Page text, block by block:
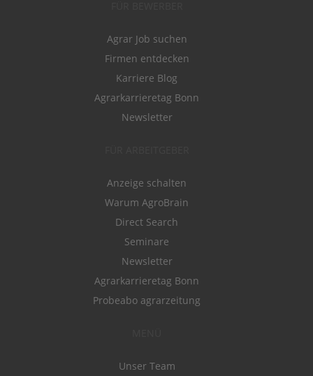
Agrar Job suchen
Firmen entdecken
Karriere Blog
Agrarkarrieretag Bonn
Newsletter
Anzeige schalten
Warum AgroBrain
Direct Search
Seminare
Newsletter
Agrarkarrieretag Bonn
Probeabo agrarzeitung
Unser Team